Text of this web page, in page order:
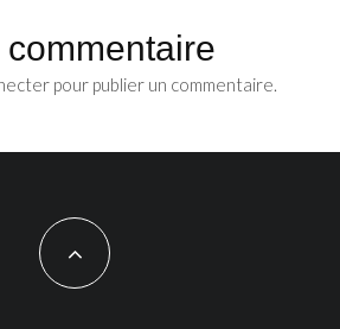
pour publier un commentaire.